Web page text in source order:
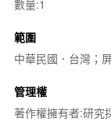
數量:1
範圍
中華民國．台灣；
管理權
著作權擁有者:研究